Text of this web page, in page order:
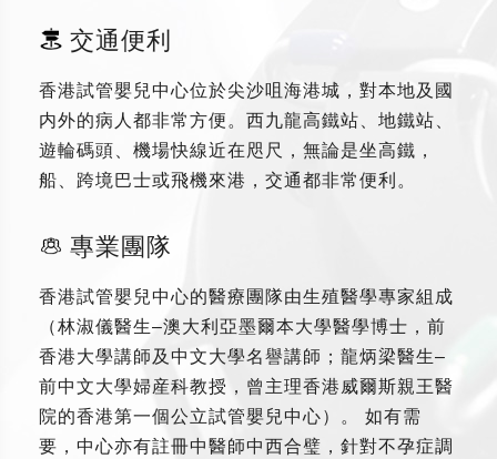
交通便利
香港試管嬰兒中心位於尖沙咀海港城，對本地及國
内外的病人都非常方便。西九龍高鐵站、地鐵站、
遊輪碼頭、機場快線近在咫尺，無論是坐高鐵，
船、跨境巴士或飛機來港，交通都非常便利。
專業團隊
香港試管嬰兒中心的醫療團隊由生殖醫學專家組成
（林淑儀醫生–澳大利亞墨爾本大學醫學博士，前
香港大學講師及中文大學名譽講師；龍炳梁醫生–
前中文大學婦産科教授，曾主理香港威爾斯親王醫
院的香港第一個公立試管嬰兒中心）。 如有需
要，中心亦有註冊中醫師中西合璧，針對不孕症調